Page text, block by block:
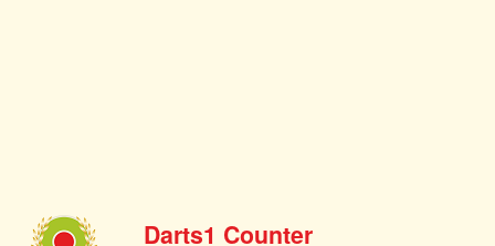
Darts1 Counter